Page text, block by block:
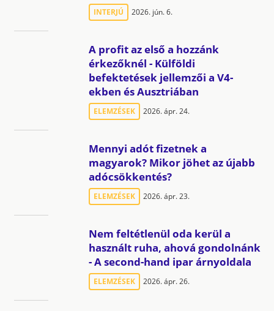
INTERJÚ 2026. jún. 6.
A profit az első a hozzánk
érkezőknél - Külföldi
befektetések jellemzői a V4-
ekben és Ausztriában
ELEMZÉSEK 2026. ápr. 24.
Mennyi adót fizetnek a
magyarok? Mikor jöhet az újabb
adócsökkentés?
ELEMZÉSEK 2026. ápr. 23.
Nem feltétlenül oda kerül a
használt ruha, ahová gondolnánk
- A second-hand ipar árnyoldala
ELEMZÉSEK 2026. ápr. 26.